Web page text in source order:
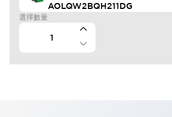
AOLQW2BQH211DG
選擇數量